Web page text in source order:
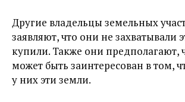
Другие владельцы земельных
заявляют, что они не захватывали
купили. Также они предполагают,
может быть заинтересован в том,
у них эти земли.